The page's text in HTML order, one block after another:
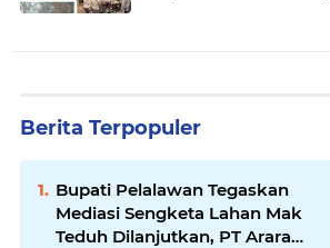
Berita Terpopuler
Bupati Pelalawan Tegaskan
Mediasi Sengketa Lahan Mak
Teduh Dilanjutkan, PT Arara